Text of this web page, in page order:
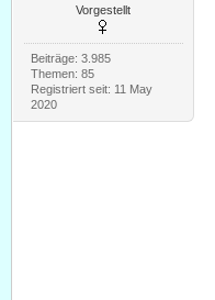
Vorgestellt
Beiträge: 3.985
Themen: 85
Registriert seit: 11 May
2020